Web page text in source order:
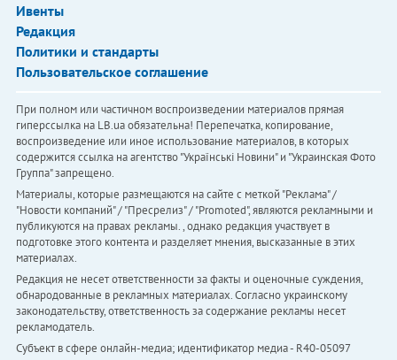
Ивенты
Редакция
Политики и стандарты
Пользовательское соглашение
При полном или частичном воспроизведении материалов прямая
гиперссылка на LB.ua обязательна! Перепечатка, копирование,
воспроизведение или иное использование материалов, в которых
содержится ссылка на агентство "Українськi Новини" и "Украинская Фото
Группа" запрещено.
Материалы, которые размещаются на сайте с меткой "Реклама" /
"Новости компаний" / "Пресрелиз" / "Promoted", являются рекламными и
публикуются на правах рекламы. , однако редакция участвует в
подготовке этого контента и разделяет мнения, высказанные в этих
материалах.
Редакция не несет ответственности за факты и оценочные суждения,
обнародованные в рекламных материалах. Согласно украинскому
законодательству, ответственность за содержание рекламы несет
рекламодатель.
Субъект в сфере онлайн-медиа; идентификатор медиа - R40-05097